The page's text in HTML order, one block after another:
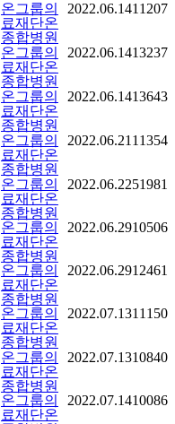
온그룹의
료재단온
종합병원
2022.06.1411207
온그룹의
료재단온
종합병원
2022.06.1413237
온그룹의
료재단온
종합병원
2022.06.1413643
온그룹의
료재단온
종합병원
2022.06.21 11354
온그룹의
료재단온
종합병원
2022.06.2251981
온그룹의
료재단온
종합병원
2022.06.2910506
온그룹의
료재단온
종합병원
2022.06.2912461
온그룹의
료재단온
종합병원
2022.07.1311150
온그룹의
료재단온
종합병원
2022.07.1310840
온그룹의
료재단온
2022.07.1410086